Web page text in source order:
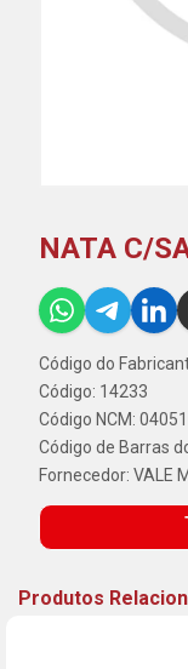
NATA C/
Código do
Código: 14233
Código NCM:
Código de Barras
Fornecedor: VALE
Produtos